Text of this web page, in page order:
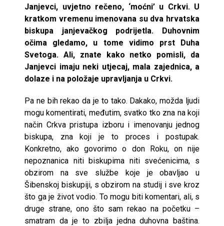
Janjevci, uvjetno rečeno, ‘moćni’ u Crkvi. U
kratkom vremenu imenovana su dva hrvatska
biskupa janjevačkog podrijetla. Duhovnim
očima gledamo, u tome vidimo prst Duha
Svetoga. Ali, znate kako netko pomisli, da
Janjevci imaju neki utjecaj, mala zajednica, a
dolaze i na položaje upravljanja u Crkvi.
Pa ne bih rekao da je to tako. Dakako, možda ljudi
mogu komentirati, međutim, svatko tko zna na koji
način Crkva pristupa izboru i imenovanju jednog
biskupa, zna koji je to proces i postupak.
Konkretno, ako govorimo o don Roku, on nije
nepoznanica niti biskupima niti svećenicima, s
obzirom na sve službe koje je obavljao u
Šibenskoj biskupiji, s obzirom na studij i sve kroz
što ga je život vodio. To mogu biti komentari, ali, s
druge strane, ono što sam rekao na početku –
smatram da je to zbilja jedna duhovna baština.